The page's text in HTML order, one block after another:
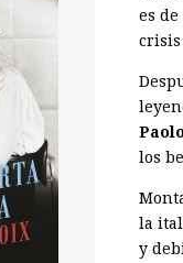
es
los
la
y